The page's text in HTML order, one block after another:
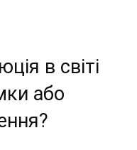
в світі
або